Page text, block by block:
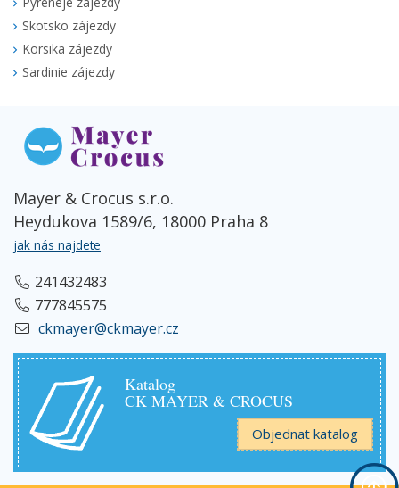
Skotsko zájezdy
Korsika zájezdy
Sardinie zájezdy
Mayer & Crocus s.r.o.
Heydukova 1589/6, 18000 Praha 8
jak nás najdete
241432483
777845575
ckmayer@ckmayer.cz
Katalog
CK MAYER & CROCUS
Objednat katalog